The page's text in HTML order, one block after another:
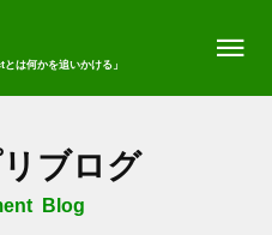
は何かを追いかける」
ブログ
Blog